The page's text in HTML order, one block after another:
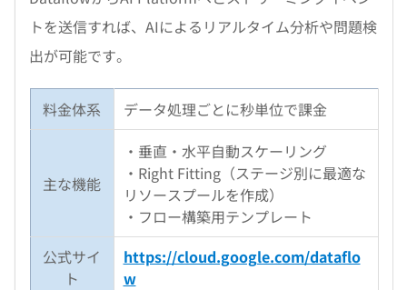
トを送信すれば、AIによるリアルタイム分析や問題検
出が可能です。
料金体系 データ処理ごとに秒単位で課金
主な機能
・垂直・水平自動スケーリング
・Right Fitting（ステージ別に最適な
リソースプールを作成）
・フロー構築用テンプレート
公式サイ
ト
https://cloud.google.com/dataflo
w